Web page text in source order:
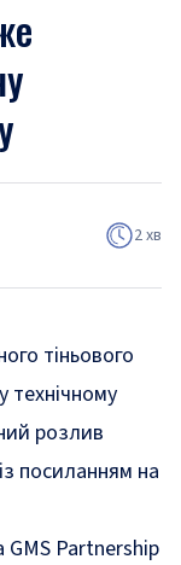
2 хв
тіньового
розлив
посиланням на
GMS Partnership